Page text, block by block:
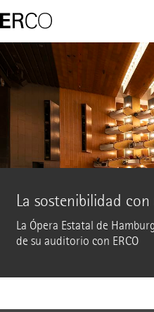
La sostenibilidad
La Ópera Estatal de
de su auditorio con ERCO